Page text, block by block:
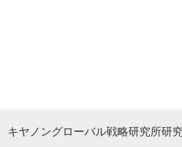
ヤノングローバル戦略研究所研